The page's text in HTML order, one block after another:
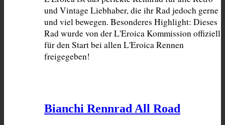
und Vintage Liebhaber, die ihr Rad jedoch gerne
und viel bewegen. Besonderes Highlight: Dieses
Rad wurde von der L'Eroica Kommission offiziell
für den Start bei allen L'Eroica Rennen
freigegeben!
Bianchi Rennrad All Road